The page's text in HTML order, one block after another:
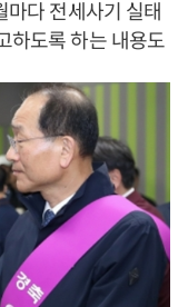
마다 전세사기 실태
하도록 하는 내용도